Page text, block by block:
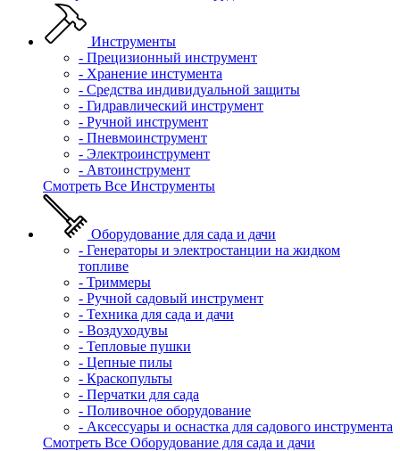
Инструменты
- Прецизионный инструмент
- Хранение инстумента
- Средства индивидуальной защиты
- Гидравлический инструмент
- Ручной инструмент
- Пневмоинструмент
- Электроинструмент
- Автоинструмент
Смотреть Все Инструменты
Оборудование для сада и дачи
- Генераторы и электростанции на жидком
топливе
- Триммеры
- Ручной садовый инструмент
- Техника для сада и дачи
- Воздуходувы
- Тепловые пушки
- Цепные пилы
- Краскопульты
- Перчатки для сада
- Поливочное оборудование
- Аксессуары и оснастка для садового инструмента
Смотреть Все Оборудование для сада и дачи